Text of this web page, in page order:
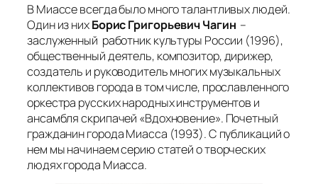
В Миассе всегда было много талантливых людей.
Один из нихБорис Григорьевич Чагин –
заслуженный работник культуры России (1996),
общественный деятель, композитор, дирижер,
создатель и руководитель многих музыкальных
коллективов города в том числе, прославленного
оркестра русских народных инструментов и
ансамбля скрипачей «Вдохновение». Почетный
гражданин города Миасса (1993). С публикаций о
нем мы начинаем серию статей о творческих
людях города Миасса.